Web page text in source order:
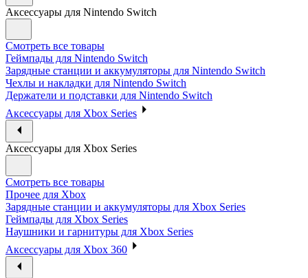
Аксессуары для Nintendo Switch
Смотреть все товары
Геймпады для Nintendo Switch
Зарядные станции и аккумуляторы для Nintendo Switch
Чехлы и накладки для Nintendo Switch
Держатели и подставки для Nintendo Switch
Аксессуары для Xbox Series
Аксессуары для Xbox Series
Смотреть все товары
Прочее для Xbox
Зарядные станции и аккумуляторы для Xbox Series
Геймпады для Xbox Series
Наушники и гарнитуры для Xbox Series
Аксессуары для Xbox 360